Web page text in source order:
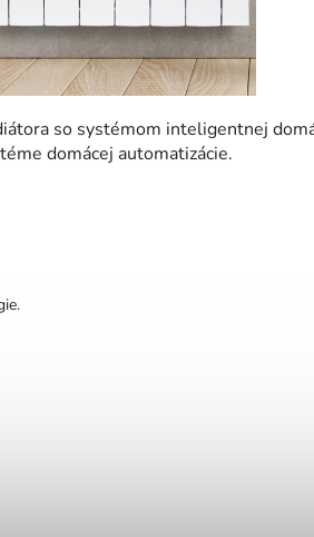
so systémom inteligentnej
domácej automatizácie.